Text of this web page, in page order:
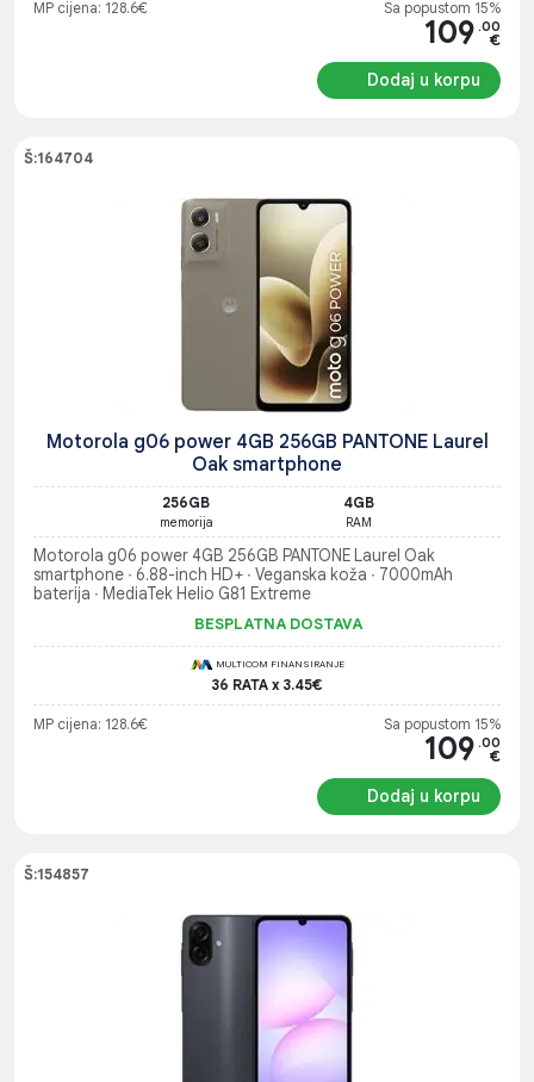
MP cijena: 128.6€ Sa popustom 15%
109 .00
€
Dodaj u korpu
Š:164704
Motorola g06 power 4GB 256GB PANTONE Laurel
Oak smartphone
256GB
memorija
4GB
RAM
Motorola g06 power 4GB 256GB PANTONE Laurel Oak
smartphone ∙ 6.88-inch HD+ ∙ Veganska koža ∙ 7000mAh
baterija ∙ MediaTek Helio G81 Extreme
BESPLATNA DOSTAVA
MULTICOM FINANSIRANJE
36 RATA x 3.45€
MP cijena: 128.6€ Sa popustom 15%
109 .00
€
Dodaj u korpu
Š:154857